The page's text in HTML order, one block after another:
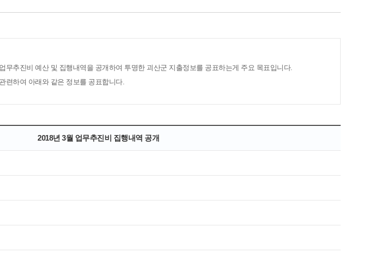
무추진비 예산 및 집행내역을 공개하여 투명한 괴산군 지출정보를 공표하는게 주요 목표입니다.
련하여 아래와 같은 정보를 공표합니다.
2018년 3월 업무추진비 집행내역 공개